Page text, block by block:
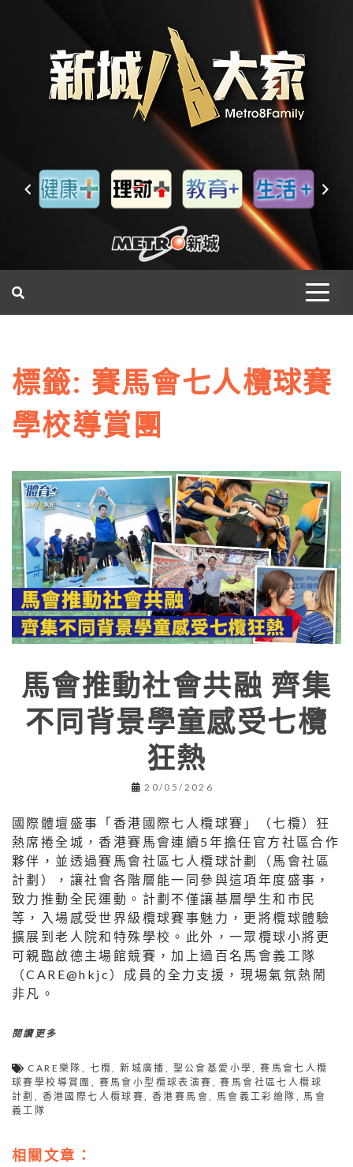
標籤: 賽馬會七人欖球賽
學校導賞團
馬會推動社會共融 齊集
不同背景學童感受七欖
狂熱
20/05/2026
國際體壇盛事「香港國際七人欖球賽」（七欖）狂
熱席捲全城，香港賽馬會連續5年擔任官方社區合作
夥伴，並透過賽馬會社區七人欖球計劃（馬會社區
計劃），讓社會各階層能一同參與這項年度盛事，
致力推動全民運動。計劃不僅讓基層學生和市民
等，入場感受世界級欖球賽事魅力，更將欖球體驗
擴展到老人院和特殊學校。此外，一眾欖球小將更
可親臨啟德主場館競賽，加上過百名馬會義工隊
（CARE@hkjc）成員的全力支援，現場氣氛熱鬧
非凡。
閱讀更多
CARE樂隊 , 七欖,新城廣播 , 聖公會基愛小學,賽馬會七人欖
球賽學校導賞團 , 賽馬會小型欖球表演賽 ,賽馬會社區七人欖球
計劃 , 香港國際七人欖球賽,香港賽馬會, 馬會義工彩繪隊 , 馬會
義工隊
相關文章：